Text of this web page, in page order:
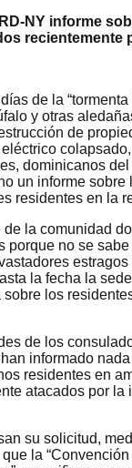
NY informe
recientemente
de la
y otras
de
dominicanos del
un informe sobre
residentes en la
de la comunidad
porque no se
la fecha la
los
de los
informado
residentes en
atacados por la
su solicitud,
la